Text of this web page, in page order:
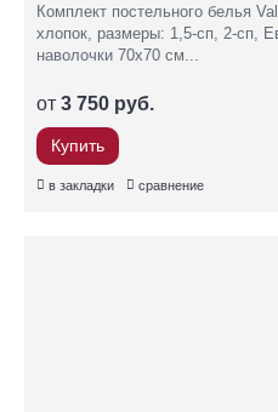
Комплект постельного белья
хлопок, размеры: 1,5-сп, 2-сп,
наволочки 70х70 см...
от 3 750 руб.
Купить
в закладки сравнение